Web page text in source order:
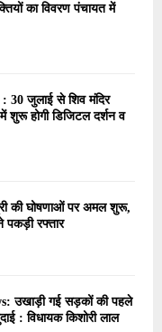
का विवरण पंचायत में
जुलाई से शिव मंदिर
शुरू होगी डिजिटल दर्शन व
की घोषणाओं पर अमल शुरू,
पकड़ी रफ्तार
उखाड़ी गई सड़कों की पहले
: विधायक किशोरी लाल